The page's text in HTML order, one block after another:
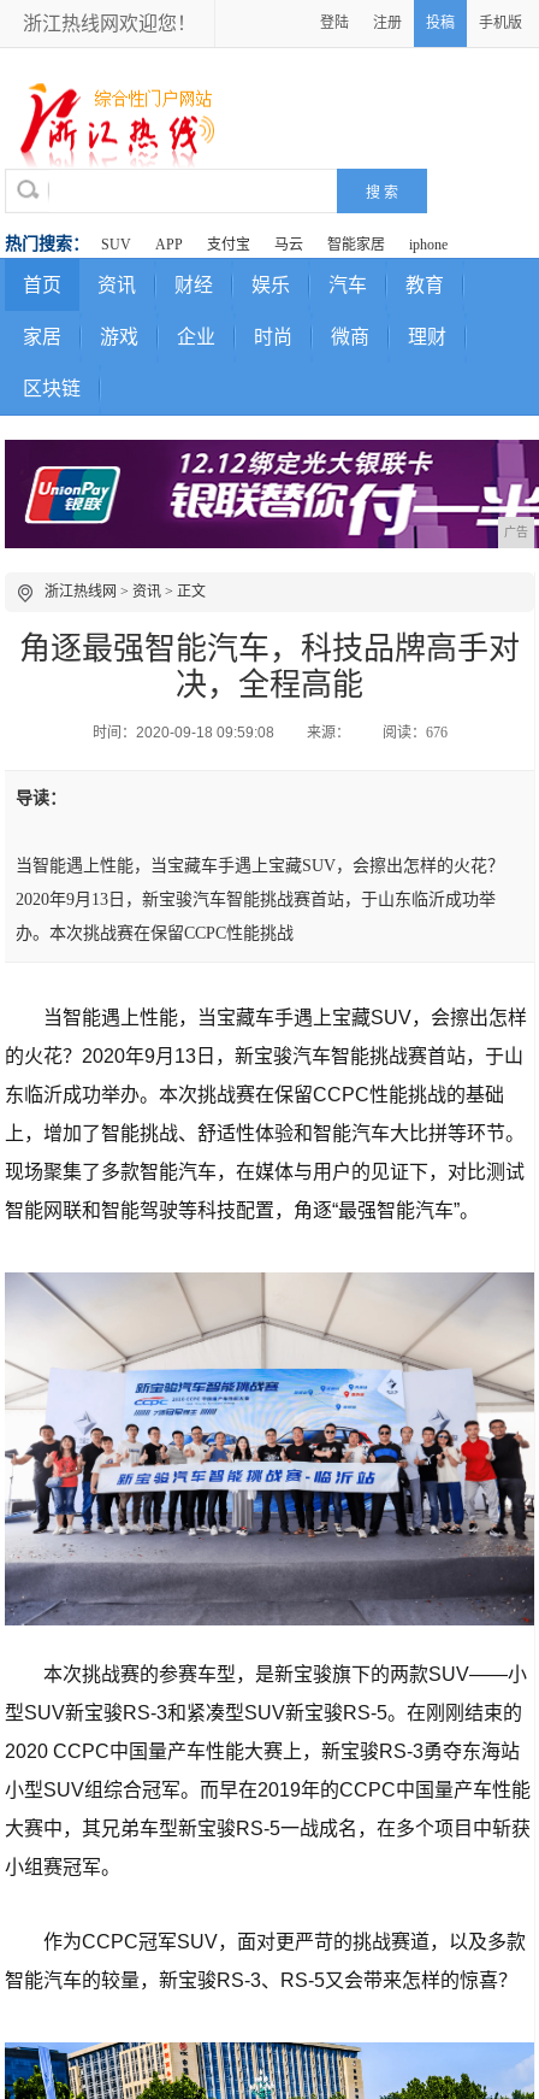
浙江热线网欢迎您！ 登陆 注册 投稿 手机版
热门搜索： SUV APP 支付宝 马云 智能家居 iphone
首页 资讯 财经 娱乐 汽车 教育
家居 游戏 企业 时尚 微商 理财
区块链
广告
浙江热线网 >资讯 > 正文
角逐最强智能汽车，科技品牌高手对
决，全程高能
时间：2020-09-18 09:59:08 来源： 阅读：676
导读：
当智能遇上性能，当宝藏车手遇上宝藏SUV，会擦出怎样的火花？
2020年9月13日，新宝骏汽车智能挑战赛首站，于山东临沂成功举
办。本次挑战赛在保留CCPC性能挑战
当智能遇上性能，当宝藏车手遇上宝藏SUV，会擦出怎样
的火花？2020年9月13日，新宝骏汽车智能挑战赛首站，于山
东临沂成功举办。本次挑战赛在保留CCPC性能挑战的基础
上，增加了智能挑战、舒适性体验和智能汽车大比拼等环节。
现场聚集了多款智能汽车，在媒体与用户的见证下，对比测试
智能网联和智能驾驶等科技配置，角逐“最强智能汽车”。
本次挑战赛的参赛车型，是新宝骏旗下的两款SUV——小
型SUV新宝骏RS-3和紧凑型SUV新宝骏RS-5。在刚刚结束的
2020 CCPC中国量产车性能大赛上，新宝骏RS-3勇夺东海站
小型SUV组综合冠军。而早在2019年的CCPC中国量产车性能
大赛中，其兄弟车型新宝骏RS-5一战成名，在多个项目中斩获
小组赛冠军。
作为CCPC冠军SUV，面对更严苛的挑战赛道，以及多款
智能汽车的较量，新宝骏RS-3、RS-5又会带来怎样的惊喜？